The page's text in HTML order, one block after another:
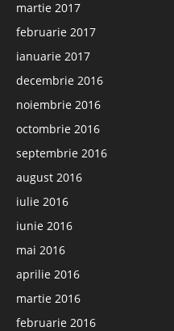
martie 2017
februarie 2017
ianuarie 2017
decembrie 2016
noiembrie 2016
octombrie 2016
septembrie 2016
august 2016
iulie 2016
iunie 2016
mai 2016
aprilie 2016
martie 2016
februarie 2016